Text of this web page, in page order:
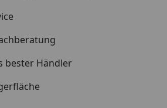
bester Händler